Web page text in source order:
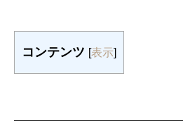
コンテンツ [表示]